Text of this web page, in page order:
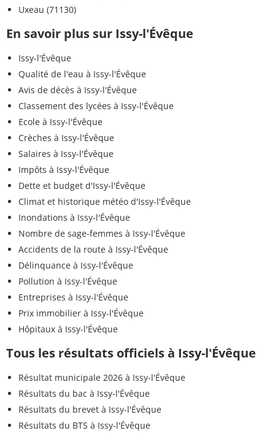
Uxeau (71130)
En savoir plus sur Issy-l'Évêque
Issy-l'Évêque
Qualité de l'eau à Issy-l'Évêque
Avis de décès à Issy-l'Évêque
Classement des lycées à Issy-l'Évêque
Ecole à Issy-l'Évêque
Crèches à Issy-l'Évêque
Salaires à Issy-l'Évêque
Impôts à Issy-l'Évêque
Dette et budget d'Issy-l'Évêque
Climat et historique météo d'Issy-l'Évêque
Inondations à Issy-l'Évêque
Nombre de sage-femmes à Issy-l'Évêque
Accidents de la route à Issy-l'Évêque
Délinquance à Issy-l'Évêque
Pollution à Issy-l'Évêque
Entreprises à Issy-l'Évêque
Prix immobilier à Issy-l'Évêque
Hôpitaux à Issy-l'Évêque
Tous les résultats officiels à Issy-l'Évêque
Résultat municipale 2026 à Issy-l'Évêque
Résultats du bac à Issy-l'Évêque
Résultats du brevet à Issy-l'Évêque
Résultats du BTS à Issy-l'Évêque